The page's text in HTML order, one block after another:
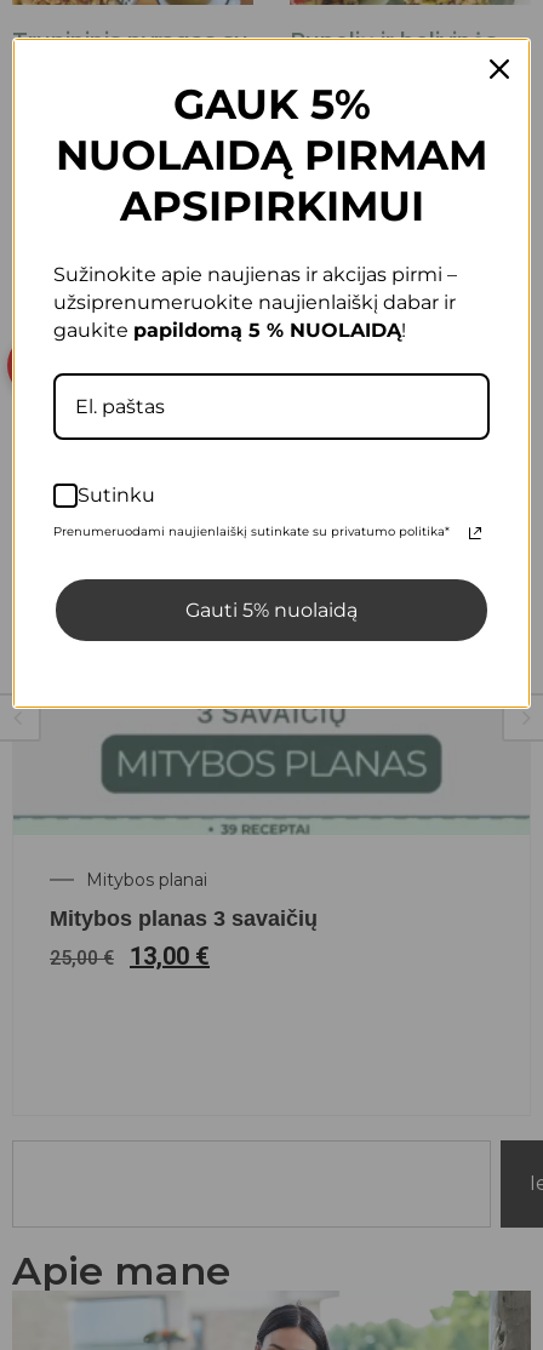
Trupininis pyragas su
Pupelių ir bolivinės
balandos mišrainė
Skaityti »
Populiariausi produktai
Mitybos planai
Mitybos planas 3 savaičių
25,00€ 13,00 €
Apie mane
GAUK 5%
NUOLAIDĄ PIRMAM
APSIPIRKIMUI
Sužinokite apie naujienas ir akcijas pirmi –
užsiprenumeruokite naujienlaiškį dabar ir
gaukite papildomą 5 % NUOLAIDĄ!
Sutinku
Prenumeruodami naujienlaiškį sutinkate su privatumo politika*
Gauti 5% nuolaidą